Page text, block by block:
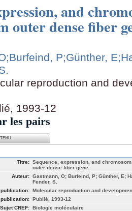
and
outer dense fiber
;Burfeind, P;Günther, E
reproduction and
1993-12
les pairs
Titre: Sequence, expression, and
outer dense fiber gene.
Auteur: Gastmann, O; Burfeind, P; Günther, E;
Fender, S.
Molecular reproduction and
Publié, 1993-12
Sujet CREF: Biologie moléculaire